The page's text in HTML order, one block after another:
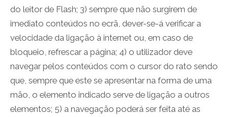
do leitor de Flash; 3) sempre que não surgirem de
imediato conteúdos no ecrã, dever-se-á verificar a
velocidade da ligação à internet ou, em caso de
bloqueio, refrescar a página; 4) o utilizador deve
navegar pelos conteúdos com o cursor do rato sendo
que, sempre que este se apresentar na forma de uma
mão, o elemento indicado serve de ligação a outros
elementos; 5) a navegação poderá ser feita até as